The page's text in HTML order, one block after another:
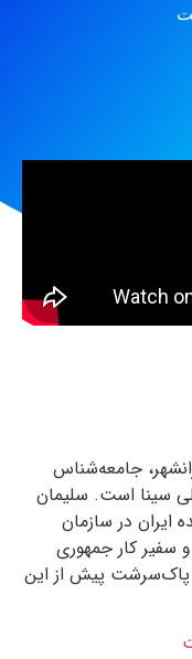
متولد ۱۳۵۱ در پیرانشهر، جامعه‌شناس
سینا است. سلیمان
نماینده ایران در سازمان
سفیر کار جمهوری
پاک‌سرشت پیش از این